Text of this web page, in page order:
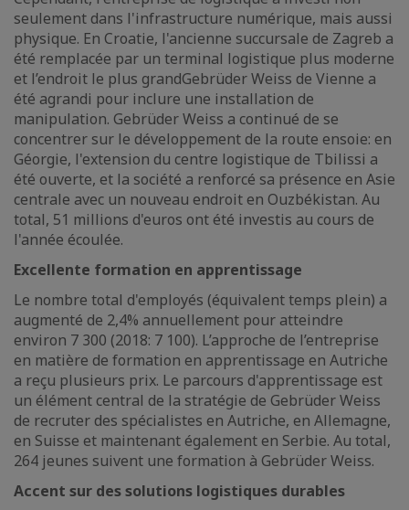
seulement dans l'infrastructure numérique, mais aussi
physique. En Croatie, l'ancienne succursale de Zagreb a
été remplacée par un terminal logistique plus moderne
et l’endroit le plus grandGebrüder Weiss de Vienne a
été agrandi pour inclure une installation de
manipulation. Gebrüder Weiss a continué de se
concentrer sur le développement de la route ensoie: en
Géorgie, l'extension du centre logistique de Tbilissi a
été ouverte, et la société a renforcé sa présence en Asie
centrale avec un nouveau endroit en Ouzbékistan. Au
total, 51 millions d'euros ont été investis au cours de
l'année écoulée.
Excellente formation en apprentissage
Le nombre total d'employés (équivalent temps plein) a
augmenté de 2,4% annuellement pour atteindre
environ 7 300 (2018: 7 100). L’approche de l’entreprise
en matière de formation en apprentissage en Autriche
a reçu plusieurs prix. Le parcours d'apprentissage est
un élément central de la stratégie de Gebrüder Weiss
de recruter des spécialistes en Autriche, en Allemagne,
en Suisse et maintenant également en Serbie. Au total,
264 jeunes suivent une formation à Gebrüder Weiss.
Accent sur des solutions logistiques durables